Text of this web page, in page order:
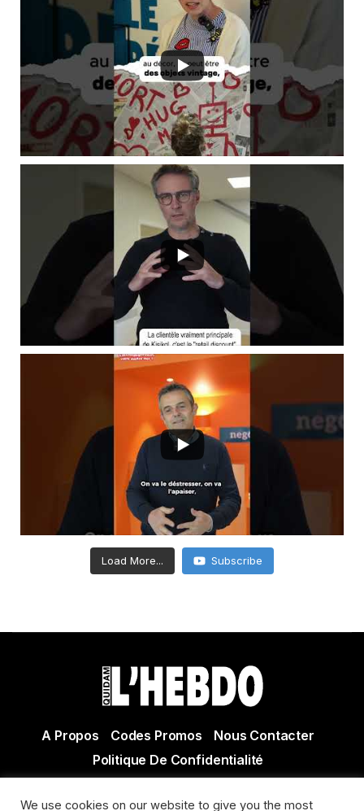
Load More... Subscribe
A Propos Codes Promos
Nous Contacter
Politique De Confidentialité
We use cookies on our website to give you the most